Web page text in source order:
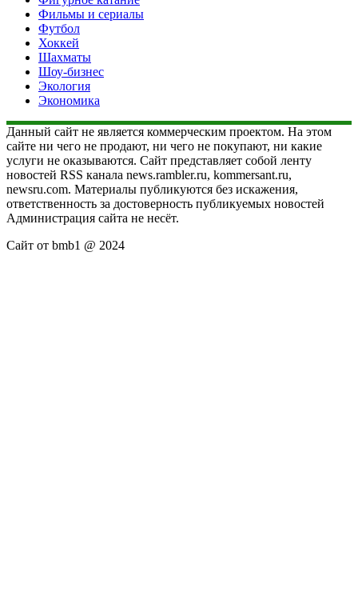
Фильмы и сериалы
Футбол
Хоккей
Шахматы
Шоу-бизнес
Экология
Экономика
Данный сайт не является коммерческим проектом. На этом
сайте ни чего не продают, ни чего не покупают, ни какие
услуги не оказываются. Сайт представляет собой ленту
новостей RSS канала news.rambler.ru, kommersant.ru,
newsru.com. Материалы публикуются без искажения,
ответственность за достоверность публикуемых новостей
Администрация сайта не несёт.
Сайт от bmb1 @ 2024